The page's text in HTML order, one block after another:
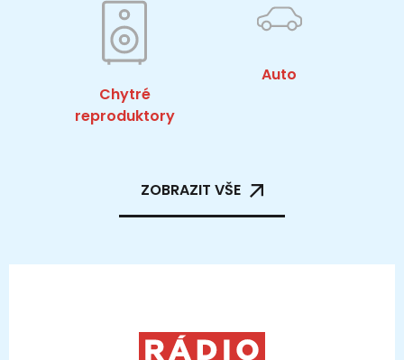
Chytré
reproduktory
Auto
ZOBRAZIT VŠE